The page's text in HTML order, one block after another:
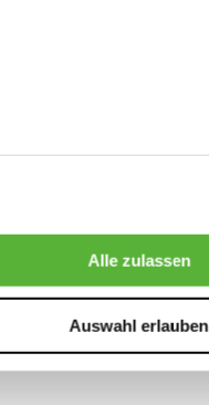
Alle zulassen
Auswahl erlauben